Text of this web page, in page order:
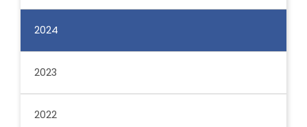
2024
2023
2022